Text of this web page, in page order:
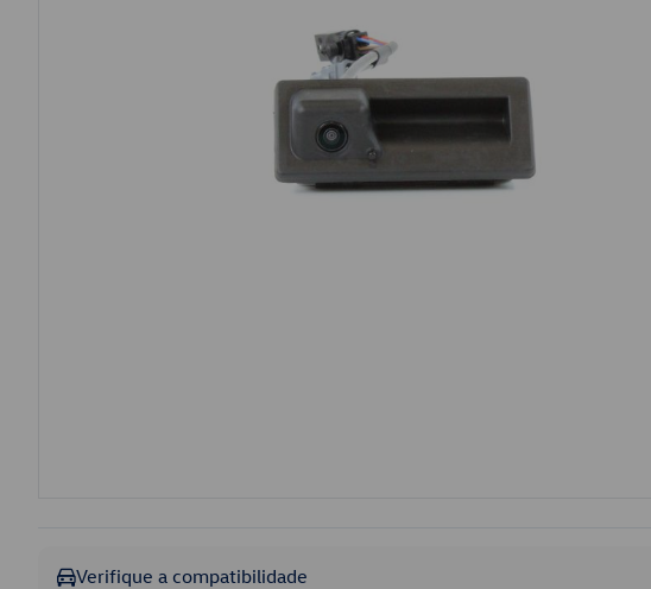
Verifique a compatibilidade